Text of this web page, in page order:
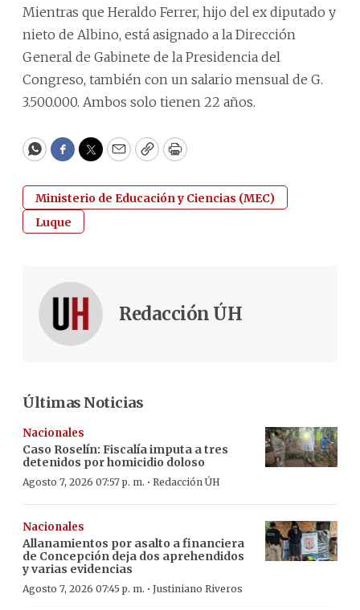
Mientras que Heraldo Ferrer, hijo del ex diputado y
nieto de Albino, está asignado a la Dirección
General de Gabinete de la Presidencia del
Congreso, también con un salario mensual de G.
3.500.000. Ambos solo tienen 22 años.
WhatsApp
Facebook
Twitter
EmailCopyPrint
Ministerio de Educación y Ciencias (MEC)
Luque
Redacción ÚH
Últimas Noticias
Nacionales
Caso Roselín: Fiscalía imputa a tres
detenidos por homicidio doloso
Agosto 7, 2026 07:57 p. m. · Redacción ÚH
Nacionales
Allanamientos por asalto a financiera
de Concepción deja dos aprehendidos
y varias evidencias
Agosto 7, 2026 07:45 p. m. · Justiniano Riveros